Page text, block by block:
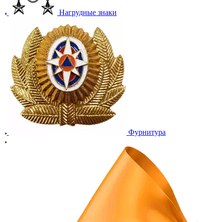
Нагрудные знаки
Фурнитура